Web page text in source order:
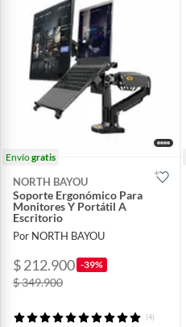
Envíogratis
NORTH BAYOU
Soporte Ergonómico Para
Monitores Y Portátil A
Escritorio
Por NORTH BAYOU
$ 212.900 -39%
$ 349.900
(4)